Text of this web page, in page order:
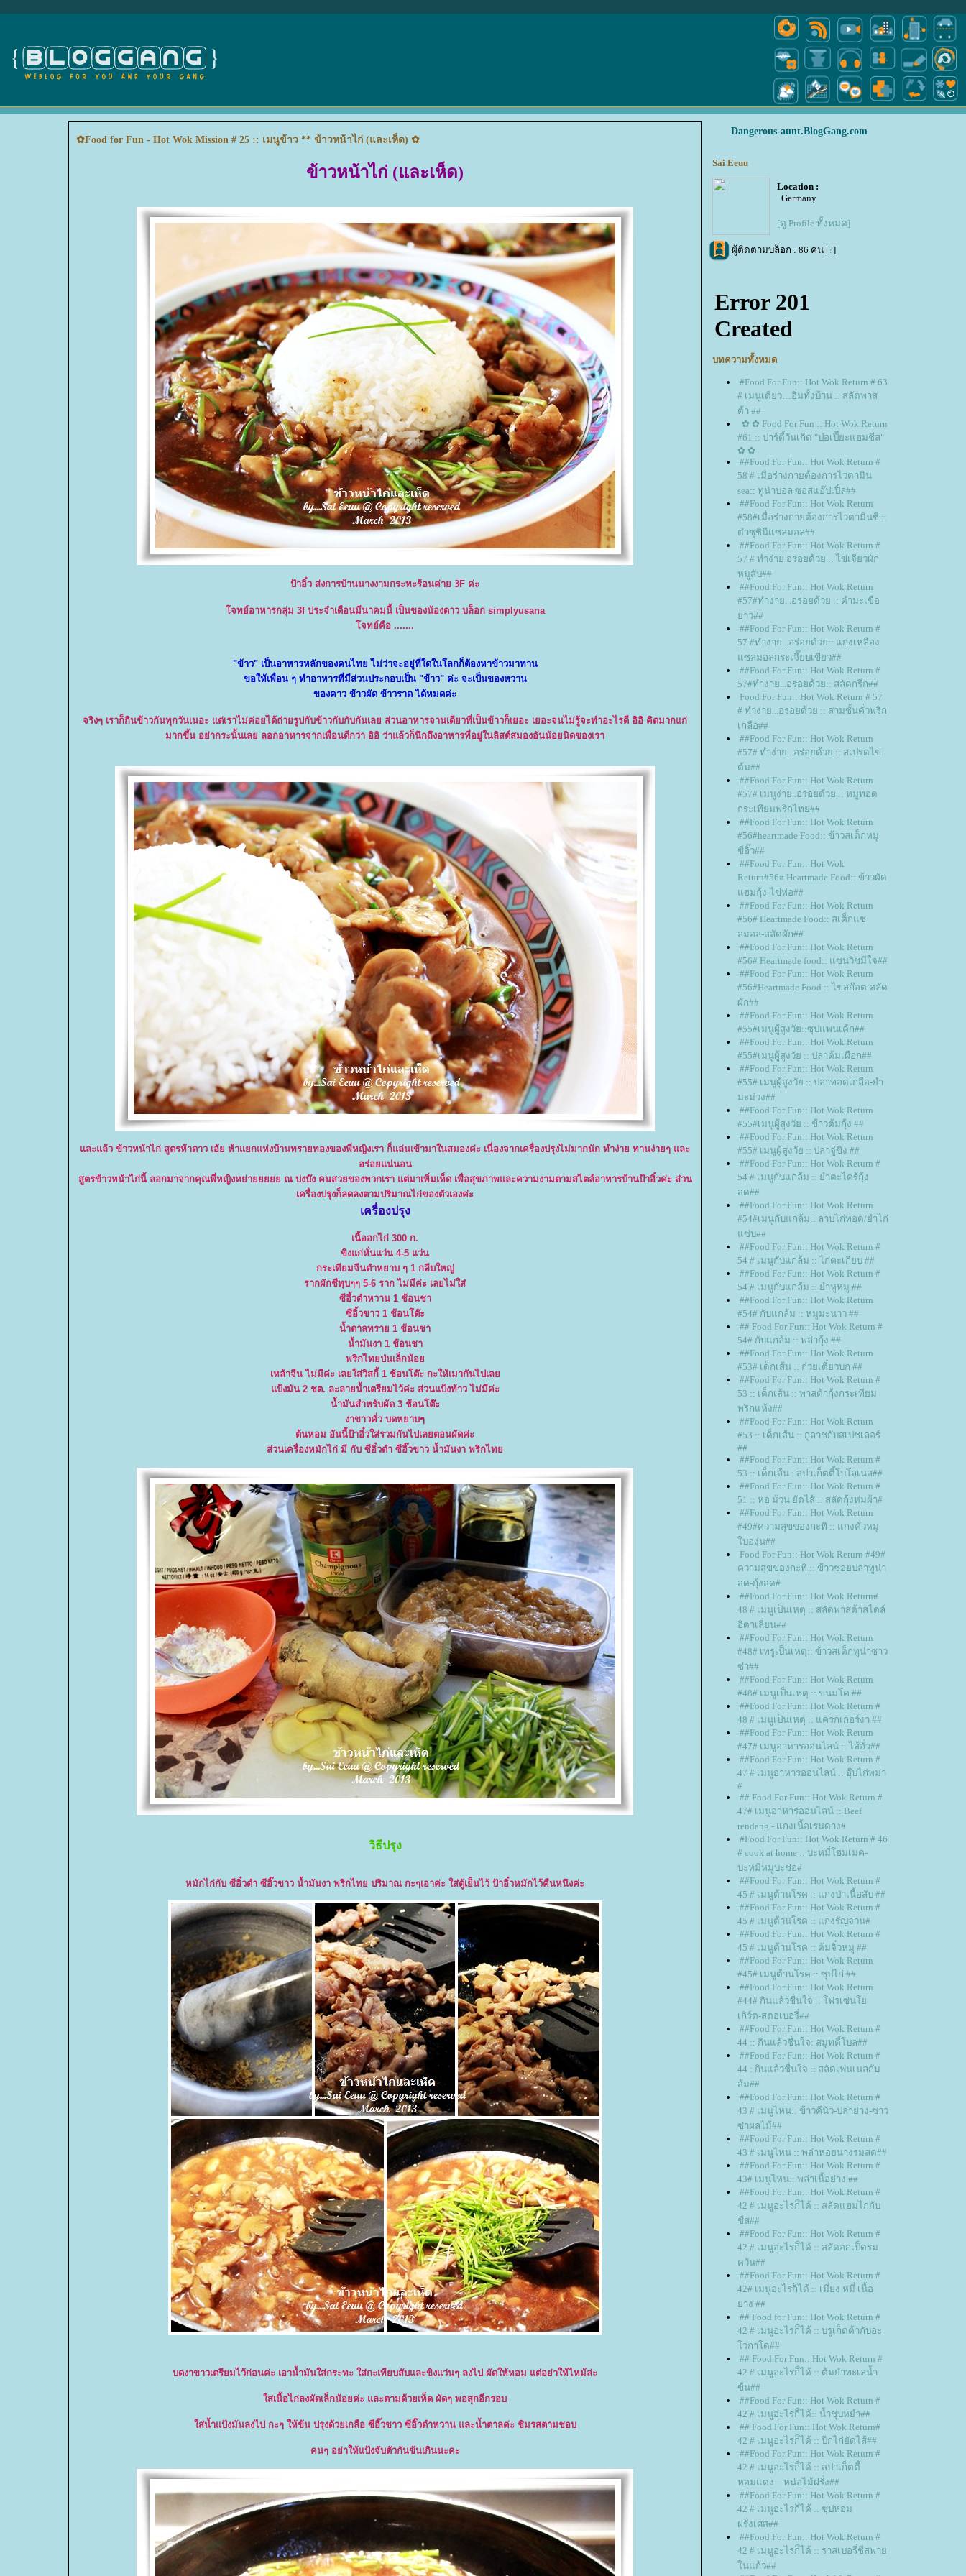
✿Food for Fun - Hot Wok Mission # 25 :: เมนูข้าว ** ข้าวหน้าไก่ (และเห็ด) ✿
ข้าวหน้าไก่ (และเห็ด)
ป้าอิ๋ว ส่งการบ้านนางงามกระทะร้อนค่าย 3F ค่ะ
จทย์อาหารกลุ่ม 3f ประจำเดือนมีนาคมนี้ เป็นของน้องดาว บล็อก simplyusana
จทย์คือ .......
"ข้าว" เป็นอาหารหลักของคนไทย ไม่ว่าจะอยู่ที่ใดในโลกก็ต้องหาข้าวมาทาน
ขอให้เพื่อน ๆ ทำอาหารที่มีส่วนประกอบเป็น "ข้าว" ค่ะ จะเป็นของหวาน
ของคาว ข้าวผัด ข้าวราด ได้หมดค่ะ
จริงๆ เราก็กินข้าวกันทุกวันเนอะ แต่เราไม่ค่อยได้ถ่ายรูปกับข้าวกับกับกันเลย ส่วนอาหารจานเดียวที่เป็นข้าวก็เยอะ เยอะจนไม่รู้จะทำอะไรดี อิอิ คิดมากแก่
มากขึ้น อย่ากระนั้นเลย ลอกอาหารจากเพื่อนดีกว่า อิอิ ว่าแล้วก็นึกถึงอาหารที่อยู่ในลิสต์สมองอันน้อยนิดของเรา
ละแล้ว ข้าวหน้าไก่ สูตรห้าดาว เอ้ย ห้าแยกแห่งบ้านทรายทองของพี่หญิงเรา ก็แล่นเข้ามาในสมองค่ะ เนื่องจากเครื่องปรุงไม่มากนัก ทำง่าย ทานง่ายๆ และ
อร่อยแน่นอน
สูตรข้าวหน้าไก่นี้ ลอกมาจากคุณพี่หญิงหย่ายยยยย ณ บ่งบ๊ง คนสวยของพวกเรา แต่มาเพิ่มเห็ด เพื่อสุขภาพและความงามตามสไตล์อาหารบ้านป้าอิ๋วค่ะ ส่วน
เครื่องปรุงก็ลดลงตามปริมาณไก่ของตัวเองค่ะ
เครื่องปรุง
เนื้ออกไก่ 300 ก.
ขิงแก่หั่นแว่น 4-5 แว่น
กระเทียมจีนตำหยาบ ๆ 1 กลีบใหญ่
รากผักชีทุบๆๆ 5-6 ราก ไม่มีค่ะ เลยไม่ใส่
ซีอิ้วดำหวาน 1 ช้อนชา
ซีอิ้วขาว 1 ช้อนโต๊ะ
น้ำตาลทราย 1 ช้อนชา
น้ำมันงา 1 ช้อนชา
พริกไทยป่นเล็กน้อ
เหล้าจีน ไม่มีค่ะ เลยใส่วิสกี้ 1 ช้อนโต๊ะ กะให้เมากันไปเล
ป้งมัน 2 ชต. ละลายน้ำเตรียมไว้ค่ะ ส่วนแป้งท้าว ไม่มีค่ะ
น้ำมันสำหรับผัด 3 ช้อนโต๊ะ
งาขาวคั่ว บดหยาบๆ
ต้นหอม อันนี้ป้าอิ๋วใส่รวมกันไปเลยตอนผัดค่ะ
ส่วนเครื่องหมักไก่ มี กับ ซีอิ๋วดำ ซีอิ๊วขาว น้ำมันงา พริกไท
วิธีปรุง
หมักไก่กับ ซีอิ๋วดำ ซีอิ๊วขาว น้ำมันงา พริกไทย ปริมาณ กะๆเอาค่ะ ใส่ตู้เย็นไว้ ป้าอิ๋วหมักไว้คืนหนึงค่ะ
บดงาขาวเตรียมไว้ก่อนค่ะ เอาน้ำมันใส่กระทะ ใส่กะเทียบสับและขิงแว่นๆ ลงไป ผัดให้หอม แต่อย่าให้ไหม้ล่ะ
ส่เนื้อไก่ลงผัดเล็กน้อยค่ะ และตามด้วยเห็ด ผัดๆ พอสุกอีกรอบ
ส่น้ำแป้งมันลงไป กะๆ ให้ข้น ปรุงด้วยเกลือ ซีอิ๊วขาว ซีอิ๊วดำหวาน และน้ำตาลค่ะ ชิมรสตามชอบ
คนๆ อย่าให้แป้งจับตัวกันข้นเกินนะคะ
Dangerous-aunt.BlogGang.com
Sai Eeuu
Location :
Germany
[ดู Profile ทั้งหมด]
ผู้ติดตามบล็อก : 86 คน [?]
บทความทั้งหมด
#Food For Fun:: Hot Wok Return # 63
# เมนูเดียว…อิ่มทั้งบ้าน :: สลัดพาส
ต้า ##
✿ ✿ Food For Fun :: Hot Wok Return
#61 :: ปาร์ตี้วันเกิด "ปอเปี๊ยะแฮมชีส"
✿ ✿
##Food For Fun:: Hot Wok Return #
58 # เมื่อร่างกายต้องการไวตามิน
sea:: ทูน่าบอล ซอสแอ๊ปเปิ้ล##
##Food For Fun:: Hot Wok Return
#58#เมื่อร่างกายต้องการไวตามินซี ::
ตำซุชินีแซลมอล##
##Food For Fun:: Hot Wok Return #
57 # ทำง่าย อร่อยด้วย :: ไข่เจียวผัก
หมูสับ##
##Food For Fun:: Hot Wok Return
#57#ทำง่าย...อร่อยด้วย :: ตำมะเขือ
าว##
##Food For Fun:: Hot Wok Return #
57 #ทำง่าย...อร่อยด้วย:: แกงเหลือง
ซลมอลกระเจี๊ยบเขียว##
##Food For Fun:: Hot Wok Return #
57#ทำง่าย...อร่อยด้วย:: สลัดกรีก##
Food For Fun:: Hot Wok Return # 57
# ทำง่าย...อร่อยด้วย :: สามชั้นคั่วพริก
เกลือ##
##Food For Fun:: Hot Wok Return
#57# ทำง่าย...อร่อยด้วย :: สเปรดไข่
ต้ม##
##Food For Fun:: Hot Wok Return
#57# เมนูง่าย..อร่อยด้วย :: หมูทอด
กระเทียมพริกไทย##
##Food For Fun:: Hot Wok Return
#56#heartmade Food:: ข้าวสเต็กหมู
ซีอิ๊ว##
##Food For Fun:: Hot Wok
Return#56# Heartmade Food:: ข้าวผัด
ฮมกุ้ง-ไข่ห่อ##
##Food For Fun:: Hot Wok Return
#56# Heartmade Food:: สเต็กแซ
ลมอล-สลัดผัก##
##Food For Fun:: Hot Wok Return
#56# Heartmade food:: แซนวิชมีใจ##
##Food For Fun:: Hot Wok Return
#56#Heartmade Food :: ไข่สก๊อต-สลัด
ผัก##
##Food For Fun:: Hot Wok Return
#55#เมนูผู้สูงวัย::ซุปแพนเค้ก##
##Food For Fun:: Hot Wok Return
#55#เมนูผู้สูงวัย :: ปลาต้มเผือก##
##Food For Fun:: Hot Wok Return
#55# เมนูผู้สูงวัย :: ปลาทอดเกลือ-ยำ
มะม่วง##
##Food For Fun:: Hot Wok Return
#55#เมนูผู้สูงวัย :: ข้าวต้มกุ้ง ##
##Food For Fun:: Hot Wok Return
#55# เมนูผู้สูงวัย :: ปลาจู่ขิง ##
##Food For Fun:: Hot Wok Return #
54 # เมนูกับแกล้ม :: ยำตะไคร้กุ้ง
สด##
##Food For Fun:: Hot Wok Return
#54#เมนูกับแกล้ม:: ลาบไก่ทอด/ยำไก่
ซ่บ##
##Food For Fun:: Hot Wok Return #
54 # เมนูกับแกล้ม :: ไก่ตะเกียบ ##
##Food For Fun:: Hot Wok Return #
54 # เมนูกับแกล้ม :: ยำหูหมู ##
##Food For Fun:: Hot Wok Return
#54# กับแกล้ม :: หมูมะนาว ##
## Food For Fun:: Hot Wok Return #
54# กับแกล้ม :: พล่ากุ้ง ##
##Food For Fun:: Hot Wok Return
#53# เด็กเส้น :: ก๋วยเตี๋ยวบก ##
##Food For Fun:: Hot Wok Return #
53 :: เด็กเส้น :: พาสต้ากุ้งกระเทียม
พริกแห้ง##
##Food For Fun:: Hot Wok Return
#53 :: เด็กเส้น :: กูลาชกับสเปซเลอร์
##
##Food For Fun:: Hot Wok Return #
53 :: เด็กเส้น : สปาเก็ตตี้โบโลเนส##
##Food For Fun:: Hot Wok Return #
51 :: ห่อ ม้วน ยัดไส้ :: สลัดกุ้งห่มผ้า#
##Food For Fun:: Hot Wok Return
#49#ความสุขของกะทิ :: แกงคั่วหมู
บองุ่น##
Food For Fun:: Hot Wok Return #49#
ความสุขของกะทิ :: ข้าวซอยปลาทูน่า
สด-กุ้งสด#
##Food For Fun:: Hot Wok Return#
48 # เมนูเป็นเหตุ :: สลัดพาสต้าสไตล์
อิตาเลี่ยน##
##Food For Fun:: Hot Wok Return
#48# เทรูเป็นเหตุ:: ข้าวสเต็กทูน่าซาว
ซ่า##
##Food For Fun:: Hot Wok Return
#48# เมนูเป็นเหตุ :: ขนมโค ##
##Food For Fun:: Hot Wok Return #
48 # เมนูเป็นเหตุ :: แครกเกอร์งา ##
##Food For Fun:: Hot Wok Return
#47# เมนูอาหารออนไลน์ :: ไส้อั่ว##
##Food For Fun:: Hot Wok Return #
47 # เมนูอาหารออนไลน์ :: อุ๊บไก่พม่า
#
## Food For Fun:: Hot Wok Return #
47# เมนูอาหารออนไลน์ :: Beef
rendang - แกงเนื้อเรนดาง#
#Food For Fun:: Hot Wok Return # 46
# cook at home :: บะหมี่โฮมเมค-
บะหมี่หมูบะช่อ#
##Food For Fun:: Hot Wok Return #
45 # เมนูต้านโรค :: แกงป่าเนื้อสับ ##
##Food For Fun:: Hot Wok Return #
45 # เมนูต้านโรค :: แกงรัญจวน#
##Food For Fun:: Hot Wok Return #
45 # เมนูต้านโรค :: ต้มจิ๋วหมู ##
##Food For Fun:: Hot Wok Return
#45# เมนูต้านโรค :: ซุปไก่ ##
##Food For Fun:: Hot Wok Return
#44# กินแล้วชื่นใจ :: โฟรเซ่น
เกิร์ต-สตอเบอรี่##
##Food For Fun:: Hot Wok Return #
44 :: กินแล้วชื่นใจ: สมูทตี้โบล##
##Food For Fun:: Hot Wok Return #
44 : กินแล้วชื่นใจ :: สลัดเฟนเนลกับ
ส้ม##
##Food For Fun:: Hot Wok Return #
43 # เมนูไหน:: ข้าวคีนัว-ปลาย่าง-ซาว
ซ่าผลไม้##
##Food For Fun:: Hot Wok Return #
43 # เมนูไหน :: พล่าหอยนางรมสด##
##Food For Fun:: Hot Wok Return #
43# เมนูไหน:: พล่าเนื้อย่าง ##
##Food For Fun:: Hot Wok Return #
42 # เมนูอะไรก็ได้ :: สลัดแฮมไก่กับ
ชีส##
##Food For Fun:: Hot Wok Return #
42 # เมนูอะไรก็ได้ :: สลัดอกเป็ดรม
ควัน##
##Food For Fun:: Hot Wok Return #
42# เมนูอะไรก็ได้ :: เมี่ยง หมี่ เนื้อ
่าง ##
## Food for Fun:: Hot Wok Return #
42 # เมนูอะไรก็ได้ :: บรูเก็ตต้ากับอะ
วกาโด##
## Food For Fun:: Hot Wok Return #
42 # เมนูอะไรก็ได้ :: ต้มยำทะเลน้ำ
ข้น##
##Food For Fun:: Hot Wok Return #
42 # เมนูอะไรก็ได้:: น้ำชุบหยำ##
## Food For Fun:: Hot Wok Return#
42 # เมนูอะไรก็ได้ :: ปีกไก่ยัดไส้##
##Food For Fun:: Hot Wok Return #
42 # เมนูอะไรก็ได้ :: สปาเก็ตตี้
หอมแดง—หน่อไม้ฝรั่ง##
##Food For Fun:: Hot Wok Return #
42 # เมนูอะไรก็ได้ :: ซุปหอม
ฝรั่งเศส##
##Food For Fun:: Hot Wok Return #
42 # เมนูอะไรก็ได้ :: ราสเบอรี่ชีสพา
นแก้ว##